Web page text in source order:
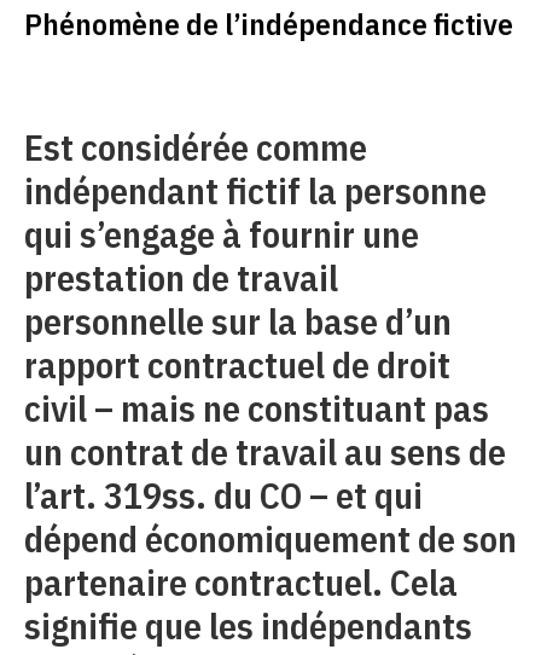
Phénomène de l’indépendance fictive
Est considérée comme
indépendant fictif la personne
qui s’engage à fournir une
prestation de travail
personnelle sur la base d’un
rapport contractuel de droit
civil – mais ne constituant pas
un contrat de travail au sens de
l’art. 319ss. du CO – et qui
dépend économiquement de son
partenaire contractuel. Cela
signifie que les indépendants